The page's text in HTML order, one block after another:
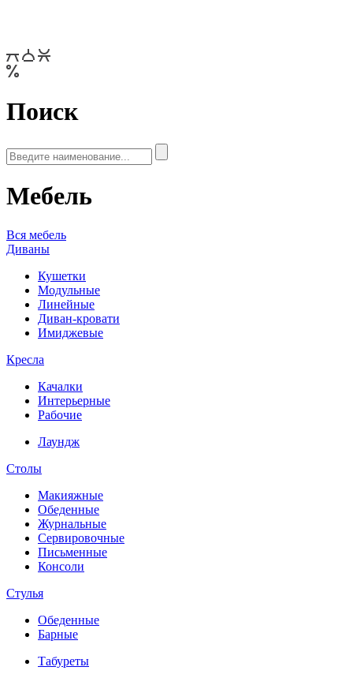
Поиск
Мебель
Вся мебель
Диваны
Кушетки
Модульные
Линейные
Диван-кровати
Имиджевые
Кресла
Качалки
Интерьерные
Рабочие
Лаундж
Столы
Макияжные
Обеденные
Журнальные
Сервировочные
Письменные
Консоли
Стулья
Обеденные
Барные
Табуреты